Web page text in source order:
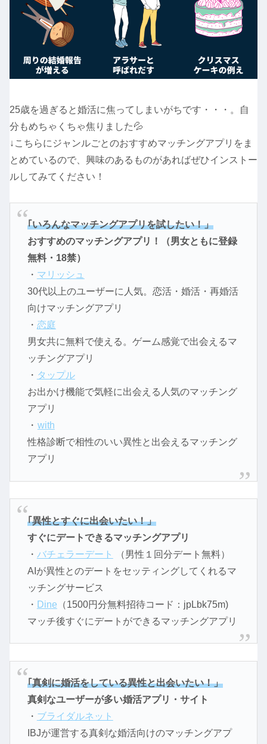
25歳を過ぎると婚活に焦ってしまいがちです・・・。自
分もめちゃくちゃ焦りました💦
↓こちらにジャンルごとのおすすめマッチングアプリをま
とめているので、興味のあるものがあればぜひインストー
ルしてみてください！
｢いろんなマッチングアプリを試したい！」
おすすめのマッチングアプリ！（男女ともに登録
無料・18禁）
・ マリッシュ
30代以上のユーザーに人気。恋活・婚活・再婚活
向けマッチングアプリ
・ 恋庭
男女共に無料で使える。ゲーム感覚で出会えるマ
ッチングアプリ
・ タップル
お出かけ機能で気軽に出会える人気のマッチング
アプリ
・ with
性格診断で相性のいい異性と出会えるマッチング
アプリ
｢異性とすぐに出会いたい！」
すぐにデートできるマッチングアプリ
・ バチェラーデート
（男性１回分デート無料）
AIが異性とのデートをセッティングしてくれるマ
ッチングサービス
・ Dine （1500円分無料招待コード：jpLbk75m)
マッチ後すぐにデートができるマッチングアプリ
｢真剣に婚活をしている異性と出会いたい！」
真剣なユーザーが多い婚活アプリ・サイト
・ ブライダルネット
IBJが運営する真剣な婚活向けのマッチングアプ